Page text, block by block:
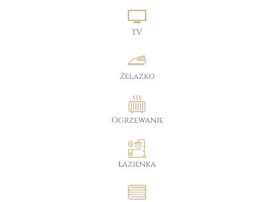
TV
Żelazko
Ogrzewanie
Łazienka